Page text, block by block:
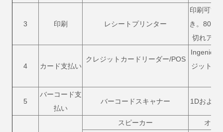
3 印刷 レシートプリンター
印刷可能
き。
切れアラ
4 カード支払い
クレジットカードリーダー/POS
Ingenico
ジットカ
5
バーコード支
払い
バーコードスキャナー 1Dおよび
スピーカー オー